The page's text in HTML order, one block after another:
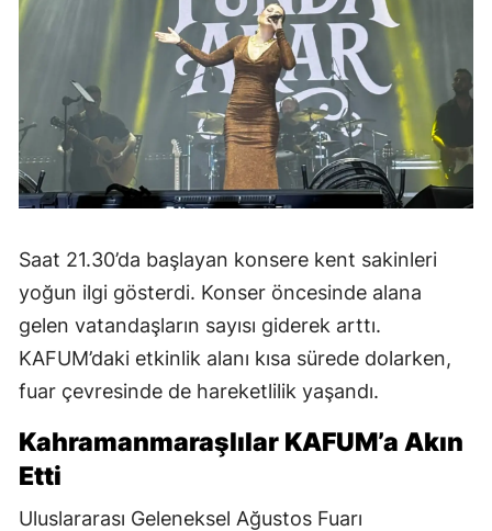
Saat 21.30’da başlayan konsere kent sakinleri
yoğun ilgi gösterdi. Konser öncesinde alana
gelen vatandaşların sayısı giderek arttı.
KAFUM’daki etkinlik alanı kısa sürede dolarken,
fuar çevresinde de hareketlilik yaşandı.
Kahramanmaraşlılar KAFUM’a Akın
Etti
Uluslararası Geleneksel Ağustos Fuarı